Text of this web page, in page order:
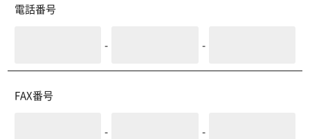
電話番号
- -
FAX番号
- -